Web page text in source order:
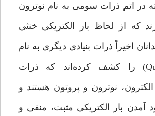
در اتم ذرات سومی به نام نوترون
که از لحاظ بار الکتریکی خنثی
اخیراً ذرات بنیادی دیگری به نام
کوارک (Quark) را کشف کرده‌اند که ذرات
نوترون و پروتون هستند و
آمدن بار الکتریکی مثبت، ‌منفی و